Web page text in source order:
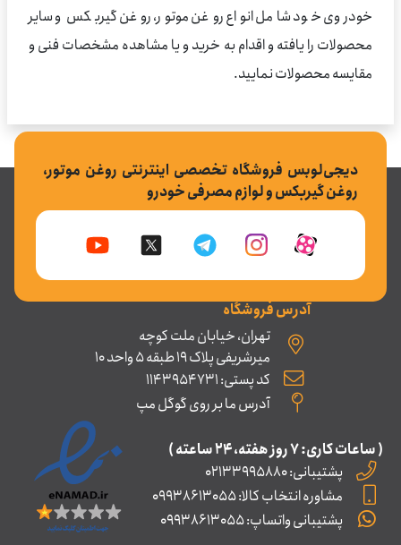
خودروی خود شامل انواع روغن موتور، روغن گیربکس و سایر
محصولات را یافته و اقدام به خرید و یا مشاهده مشخصات فنی و
مقایسه محصولات نمایید.
دیجی‌لوبس فروشگاه تخصصی اینترنتی روغن موتور،
روغن گیربکس و لوازم مصرفی خودرو
آدرس فروشگاه
تهران، خیابان ملت کوچه
میرشریفی پلاک 19 طبقه 5 واحد 10
کد پستی: 1143954731
آدرس ما بر روی گوگل مپ
( ساعات کاری: ۷ روز ﻫﻔﺘﻪ، ۲۴ ﺳﺎﻋﺘﻪ )
پشتیبانی: 02133995880
مشاوره انتخاب کالا: 09938613055
پشتیبانی واتساپ: 09938613055